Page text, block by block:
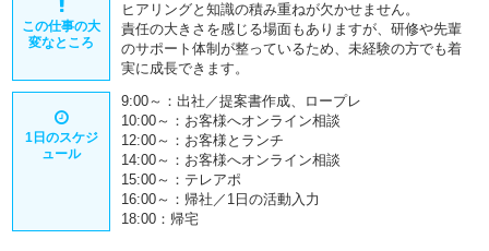
この仕事の大
変なところ
ヒアリングと知識の積み重ねが欠かせません。
責任の大きさを感じる場面もありますが、研修や先輩
のサポート体制が整っているため、未経験の方でも着
実に成長できます。
1日のスケジ
ュール
9:00～：出社／提案書作成、ロープレ
10:00～：お客様へオンライン相談
12:00～：お客様とランチ
14:00～：お客様へオンライン相談
15:00～：テレアポ
16:00～：帰社／1日の活動入力
18:00：帰宅